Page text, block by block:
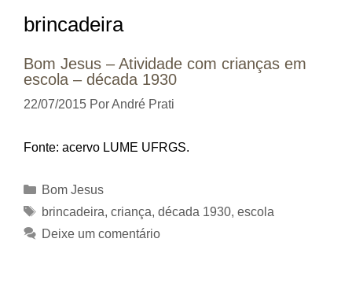
brincadeira
Bom Jesus – Atividade com crianças em
escola – década 1930
22/07/2015 PorAndré Prati
Fonte: acervo LUME UFRGS.
Categorias
Bom Jesus
Tags
brincadeira, criança, década 1930, escola
Deixe um comentário